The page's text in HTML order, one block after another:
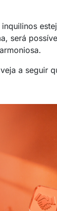
será
a seguir